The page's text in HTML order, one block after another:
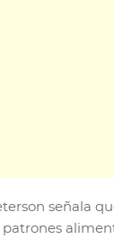
señala